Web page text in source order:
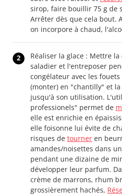
sirop, faire bouillir 75 g de
Arrêter dès que cela bout.
on incorpore à chaud,
2
Réaliser la glace : Mettre
saladier et l'entreposer
congélateur avec les
(monter) en "chantilly" et la
jusqu'à son utilisation.
professionels" permet de
elle est enrichie en
elle foisonne lui évite de
risques de tourner en
amandes/noisettes dans
pendant une dizaine de
développer leur parfum.
crème de marrons, rhum
grossièrement hachés,